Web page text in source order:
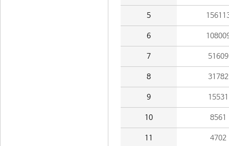
5
6
7 51609
8 31782
9 15531
10 8561
11 4702